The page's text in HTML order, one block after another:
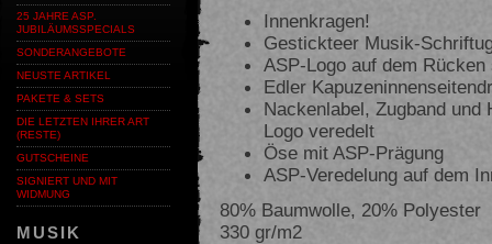
25 JAHRE ASP.
JUBILÄUMSSPECIALS
SONDERANGEBOTE
NEUSTE ARTIKEL
PAKETE & SETS
DIE LETZTEN IHRER ART
(RESTE)
GUTSCHEINE
SIGNIERT UND MIT
WIDMUNG
MUSIK
Innenkragen!
Gestickteer Musik-
ASP-Logo auf dem
Edler
Nackenlabel, Zugband
Logo veredelt
Öse mit ASP-Prägung
ASP-Veredelung auf dem
80% Baumwolle, 20% Polyester
330 gr/m2